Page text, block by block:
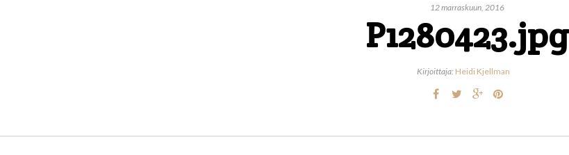
12 marraskuun, 2016
P1280423.jpg
Kirjoittaja: Heidi Kjellman